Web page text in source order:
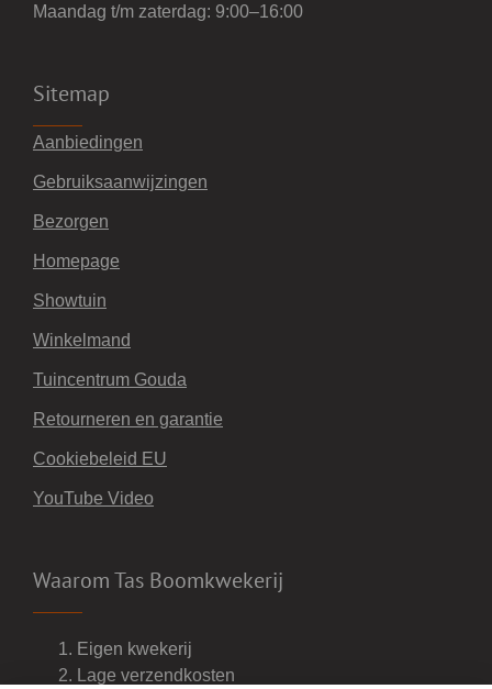
Maandag t/m zaterdag: 9:00–16:00
Sitemap
Aanbiedingen
Gebruiksaanwijzingen
Bezorgen
Homepage
Showtuin
Winkelmand
Tuincentrum Gouda
Retourneren en garantie
Cookiebeleid EU
YouTube Video
Waarom Tas Boomkwekerij
Eigen kwekerij
Lage verzendkosten